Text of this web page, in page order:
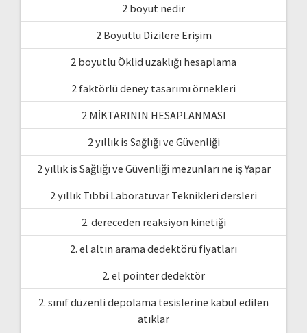
2 boyut nedir
2 Boyutlu Dizilere Erişim
2 boyutlu Öklid uzaklığı hesaplama
2 faktörlü deney tasarımı örnekleri
2 MİKTARININ HESAPLANMASI
2 yıllık is Sağlığı ve Güvenliği
2 yıllık is Sağlığı ve Güvenliği mezunları ne iş Yapar
2 yıllık Tıbbi Laboratuvar Teknikleri dersleri
2. dereceden reaksiyon kinetiği
2. el altın arama dedektörü fiyatları
2. el pointer dedektör
2. sınıf düzenli depolama tesislerine kabul edilen
atıklar